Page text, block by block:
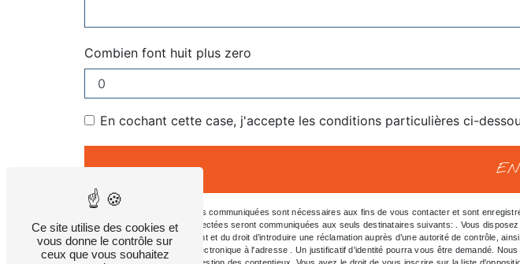
Combien font huit plus zero
En cochant cette case, j'accepte les conditions particulières ci-
** Les données personnelles communiquées sont nécessaires aux fins de vous contacter et sont
message. Les données collectées seront communiquées aux seuls destinataires suivants: . Vous
consentement à tout moment et du droit d’introduire une réclamation auprès d’une autorité de contrôle,
l'adresse ou par courrier électronique à l'adresse . Un justificatif d'identité pourra vous être demandé.
Ce site utilise des cookies et
vous donne le contrôle sur
ceux que vous souhaitez